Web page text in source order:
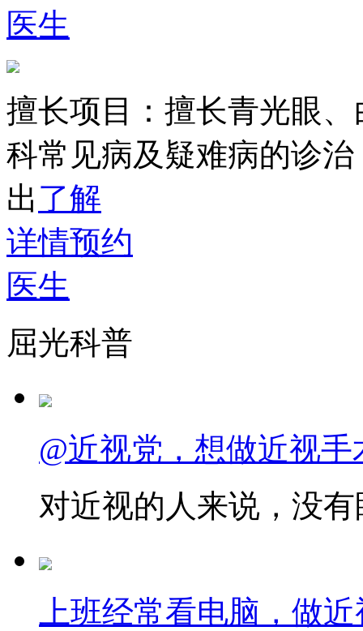
医生
擅长项目： 擅长青光眼
科常见病及疑难病的诊
出 了解
详情预约
医生
屈光科普
@近视党，想做近视
对近视的人来说，没
上班经常看电脑，做